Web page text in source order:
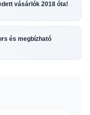
vásárlók 2018 óta!
és megbízható